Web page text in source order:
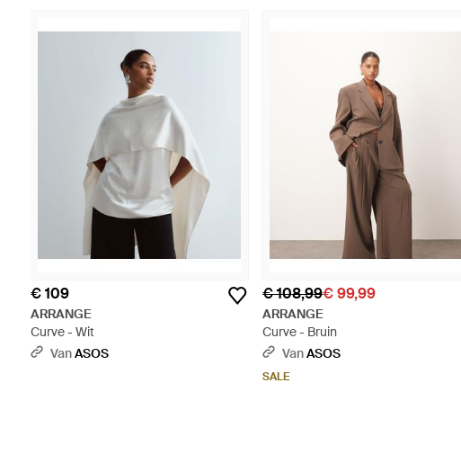
€ 109
ARRANGE
Curve - Wit
VanASOS
€ 108,99€ 99,99
ARRANGE
Curve - Bruin
VanASOS
SALE